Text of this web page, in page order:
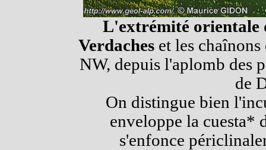
L'extrémité orientale
Verdaches et les
NW, depuis l'aplomb des
de
On distingue bien
enveloppe la cuesta*
s'enfonce